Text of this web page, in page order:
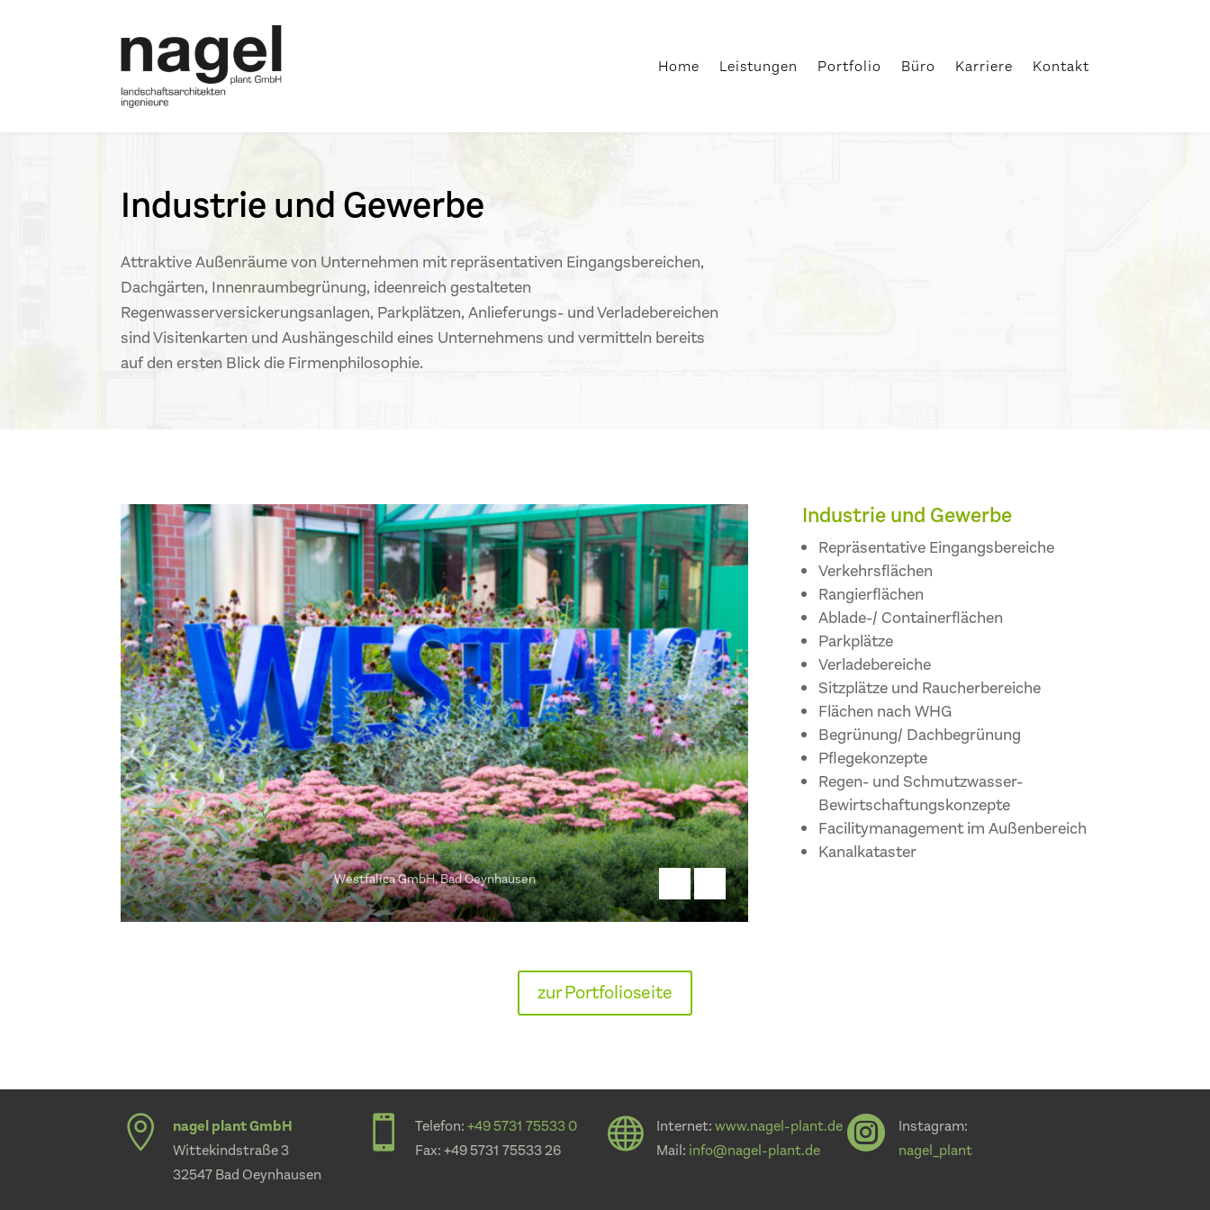
Home Leistungen Portfolio Büro Karriere Kontakt
Industrie und Gewerbe
Attraktive Außenräume von Unternehmen mit repräsentativen Eingangsbereichen,
Dachgärten, Innenraumbegrünung, ideenreich gestalteten
Regenwasserversickerungsanlagen, Parkplätzen, Anlieferungs- und Verladebereichen
sind Visitenkarten und Aushängeschild eines Unternehmens und vermitteln bereits
auf den ersten Blick die Firmenphilosophie.
Westfalica GmbH, Bad Oeynhausen
Industrie und Gewerbe
Repräsentative Eingangsbereiche
Verkehrsflächen
Rangierflächen
Ablade-/ Containerflächen
Parkplätze
Verladebereiche
Sitzplätze und Raucherbereiche
Flächen nach WHG
Begrünung/ Dachbegrünung
Pflegekonzepte
Regen- und Schmutzwasser-
Bewirtschaftungskonzepte
Facilitymanagement im Außenbereich
Kanalkataster
zur Portfolioseite

nagel plant GmbH
Wittekindstraße 3
32547 Bad Oeynhausen
 Telefon:+49 5731 75533 0
Fax: +49 5731 75533 26
 Internet:www.nagel-plant.de
Mail: info@nagel-plant.de 
Instagram:
nagel_plant